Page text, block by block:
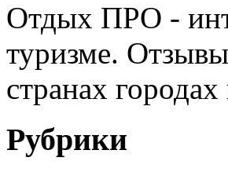
Отдых ПРО -
туризме.
странах
Рубрики